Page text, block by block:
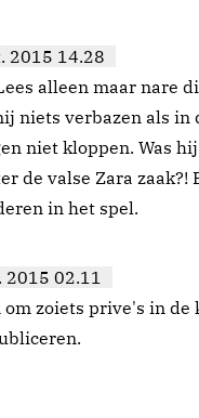
2015 14.28
alleen maar nare
niets verbazen als in
niet kloppen. Was
de valse Zara zaak?!
in het spel.
2015 02.11
zoiets prive's in de